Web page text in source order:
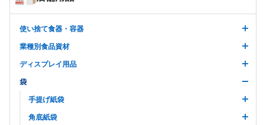
使い捨て食器・容器
業種別食品資材
ディスプレイ用品
袋
手提げ紙袋
角底紙袋